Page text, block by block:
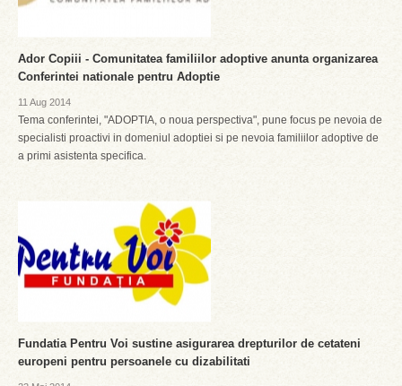
Ador Copiii - Comunitatea familiilor adoptive anunta organizarea
Conferintei nationale pentru Adoptie
11 Aug 2014
Tema conferintei, "ADOPTIA, o noua perspectiva", pune focus pe nevoia de
specialisti proactivi in domeniul adoptiei si pe nevoia familiilor adoptive de
a primi asistenta specifica.
Fundatia Pentru Voi sustine asigurarea drepturilor de cetateni
europeni pentru persoanele cu dizabilitati